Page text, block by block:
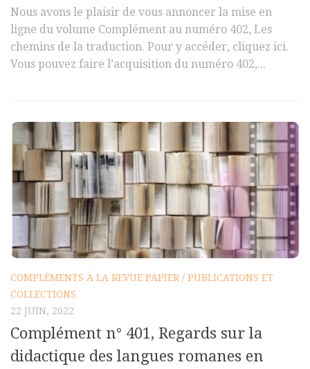
Nous avons le plaisir de vous annoncer la mise en
ligne du volume Complément au numéro 402, Les
chemins de la traduction. Pour y accéder, cliquez ici.
Vous pouvez faire l’acquisition du numéro 402,...
COMPLÉMENTS À LA REVUE PAPIER / PUBLICATIONS ET
COLLECTIONS
22 JUIN, 2022
Complément n° 401, Regards sur la
didactique des langues romanes en